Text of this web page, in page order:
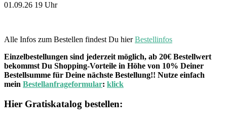
01.09.26 19 Uhr
Alle Infos zum Bestellen findest Du hierBestellinfos
Einzelbestellungen sind jederzeit möglich, ab 20€ Bestellwert
bekommst Du Shopping-Vorteile in Höhe von 10% Deiner
Bestellsumme für Deine nächste Bestellung!! Nutze einfach
mein Bestellanfrageformular: klick
Hier Gratiskatalog bestellen: